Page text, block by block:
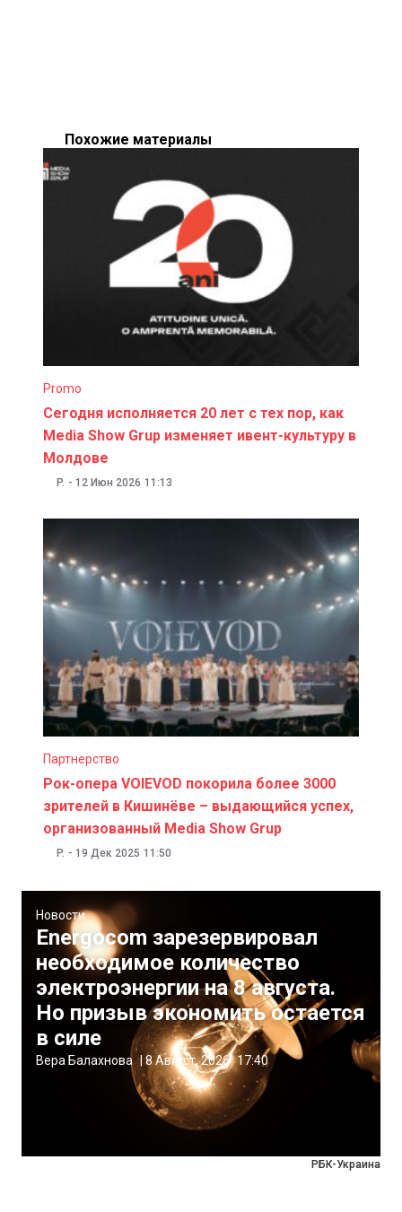
Похожие материалы
Promo
Сегодня исполняется 20 лет с тех пор, как
Media Show Grup изменяет ивент-культуру в
Молдове
P. - 12 Июн 2026 11:13
Партнерство
Рок-опера VOIEVOD покорила более 3000
зрителей в Кишинёве – выдающийся успех,
организованный Media Show Grup
P. - 19 Дек 2025 11:50
РБК-Украина
Новости
Energocom зарезервировал
необходимое количество
электроэнергии на 8 августа.
Но призыв экономить остается
в силе
Вера Балахнова 8 Август, 2026 17:40